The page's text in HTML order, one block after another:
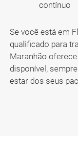
contínuo
Se você está em
qualificado para
Maranhão
disponível,
estar dos seus